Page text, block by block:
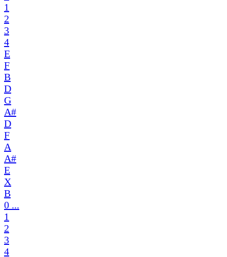
1
2
3
4
E
F
B
D
G
A#
D
F
A
A#
E
X
B
0 ...
1
2
3
4